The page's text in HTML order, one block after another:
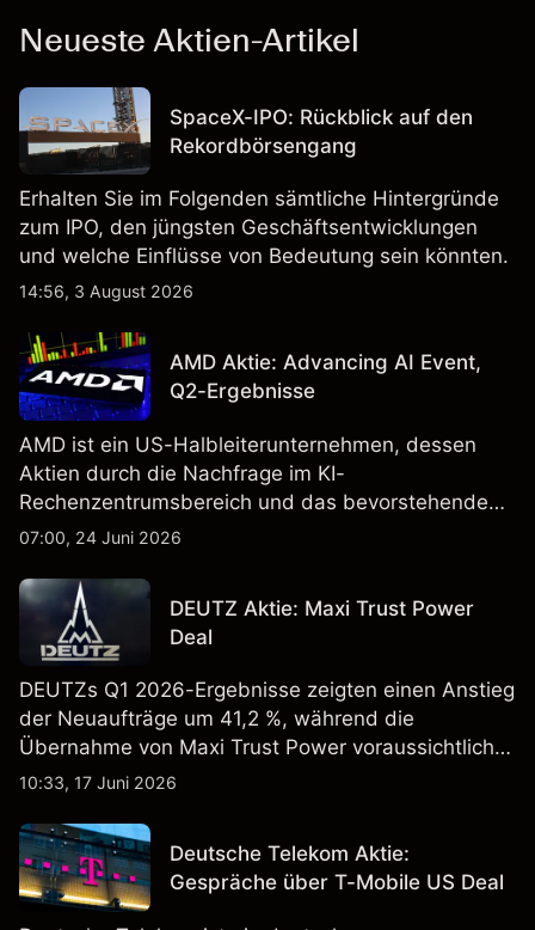
Neueste Aktien-Artikel
SpaceX-IPO: Rückblick auf den
Rekordbörsengang
Erhalten Sie im Folgenden sämtliche Hintergründe
zum IPO, den jüngsten Geschäftsentwicklungen
und welche Einflüsse von Bedeutung sein könnten.
14:56, 3 August 2026
AMD Aktie: Advancing AI Event,
Q2-Ergebnisse
AMD ist ein US-Halbleiterunternehmen, dessen
Aktien durch die Nachfrage im KI-
Rechenzentrumsbereich und das bevorstehende
„Advancing AI 2026"-Event im Juli Aufmerksamkeit
Vergangenheit ist kein verlässlicher Indikator für
zukünftige Ergebnisse.
07:00, 24 Juni 2026
DEUTZ Aktie: Maxi Trust Power
Deal
DEUTZs Q1 2026-Ergebnisse zeigten einen Anstieg
der Neuaufträge um 41,2 %, während die
Übernahme von Maxi Trust Power voraussichtlich
40 Mio. € zum Umsatz von DEUTZ Energy
Vergangenheit ist kein verlässlicher Indikator für
zukünftige Ergebnisse.
10:33, 17 Juni 2026
Deutsche Telekom Aktie:
Gespräche über T-Mobile US Deal